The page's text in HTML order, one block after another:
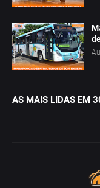
AS MAIS LIDAS EM